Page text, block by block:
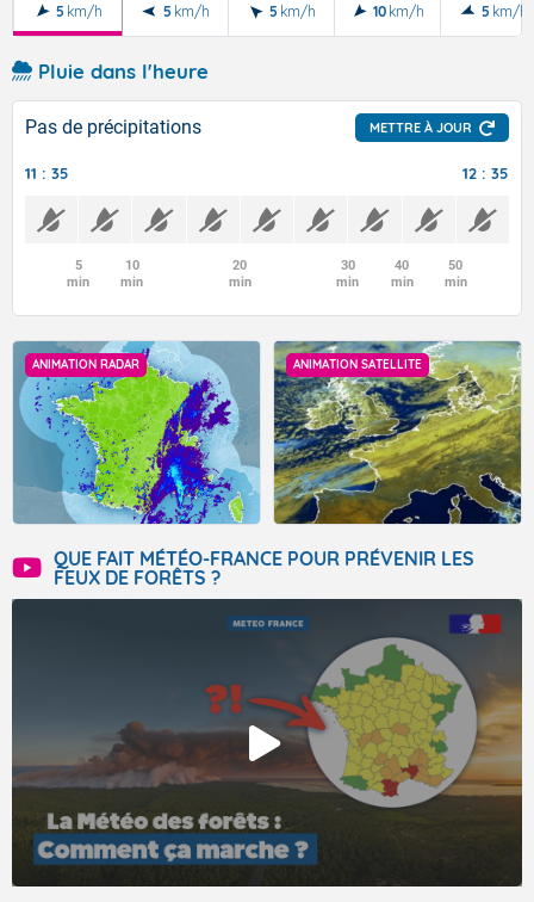
5 km/h 5 km/h 5 km/h 10 km/h 5 km/h
Pluie dans l'heure
Pas de précipitations METTRE À JOUR
11 : 35 12 : 35
5
min
10
min
20
min
30
min
40
min
50
min
ANIMATION RADAR ANIMATION SATELLITE
QUE FAIT MÉTÉO-FRANCE POUR PRÉVENIR LES
FEUX DE FORÊTS ?